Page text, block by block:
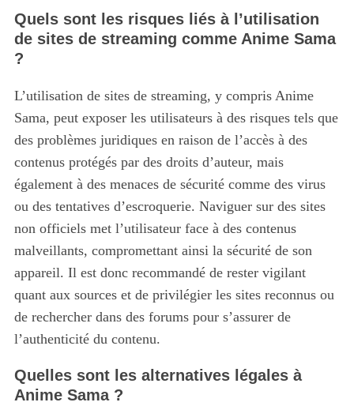
Quels sont les risques liés à l’utilisation
de sites de streaming comme Anime Sama
?
L’utilisation de sites de streaming, y compris Anime
Sama, peut exposer les utilisateurs à des risques tels que
des problèmes juridiques en raison de l’accès à des
contenus protégés par des droits d’auteur, mais
également à des menaces de sécurité comme des virus
ou des tentatives d’escroquerie. Naviguer sur des sites
non officiels met l’utilisateur face à des contenus
malveillants, compromettant ainsi la sécurité de son
appareil. Il est donc recommandé de rester vigilant
quant aux sources et de privilégier les sites reconnus ou
de rechercher dans des forums pour s’assurer de
l’authenticité du contenu.
Quelles sont les alternatives légales à
Anime Sama ?